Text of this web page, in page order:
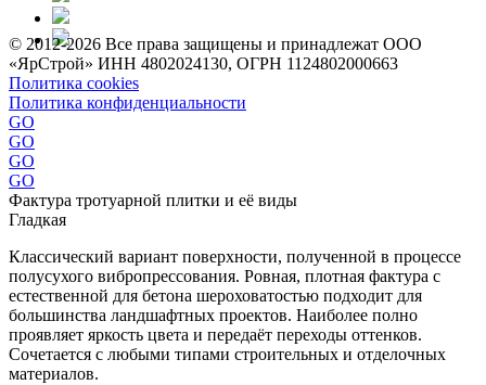
© 2012-2026 Все права защищены и принадлежат ООО
«ЯрСтрой» ИНН 4802024130, ОГРН 1124802000663
Политика cookies
Политика конфиденциальности
GO
GO
GO
GO
Фактура тротуарной плитки и её виды
Гладкая
Классический вариант поверхности, полученной в процессе
полусухого вибропрессования. Ровная, плотная фактура с
естественной для бетона шероховатостью подходит для
большинства ландшафтных проектов. Наиболее полно
проявляет яркость цвета и передаёт переходы оттенков.
Сочетается с любыми типами строительных и отделочных
материалов.